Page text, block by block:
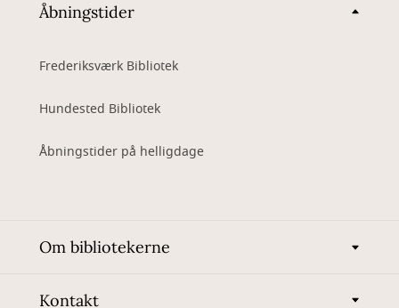
Åbningstider
Frederiksværk Bibliotek
Hundested Bibliotek
Åbningstider på helligdage
Om bibliotekerne
Kontakt